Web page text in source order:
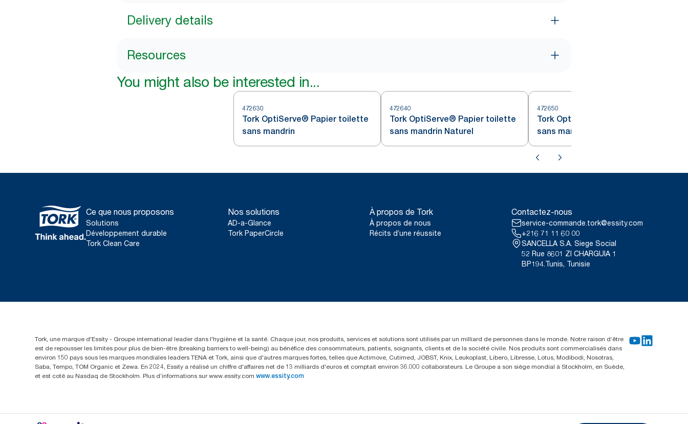
Delivery details
Resources
You might also be interested in...
472630
Tork OptiServe® Papier toilette
sans mandrin
472640
Tork OptiServe® Papier toilette
sans mandrin Naturel
472650
Tork OptiServe® Papier toilette
sans mandrin Extra Doux
Ce que nous proposons
Solutions
Développement durable
Tork Clean Care
Nos solutions
AD-a-Glance
Tork PaperCircle
À propos de Tork
À propos de nous
Récits d’une réussite
Contactez-nous
service-commande.tork@essity.com
+216 71 11 60 00
SANCELLA S.A. Siege Social
52 Rue 8601 ZI CHARGUIA 1
BP194.Tunis, Tunisie
Tork, une marque d'Essity - Groupe international leader dans l'hygiène et la santé. Chaque jour, nos produits, services et solutions sont utilisés par un milliard de personnes dans le monde. Notre raison d’être
est de repousser les limites pour plus de bien-être (breaking barriers to well-being) au bénéfice des consommateurs, patients, soignants, clients et de la société civile. Nos produits sont commercialisés dans
environ 150 pays sous les marques mondiales leaders TENA et Tork, ainsi que d'autres marques fortes, telles que Actimove, Cutimed, JOBST, Knix, Leukoplast, Libero, Libresse, Lotus, Modibodi, Nosotras,
Saba, Tempo, TOM Organic et Zewa. En 2024, Essity a réalisé un chiffre d'affaires net de 13 milliards d'euros et comptait environ 36.000 collaborateurs. Le Groupe a son siège mondial à Stockholm, en Suède,
et est coté au Nasdaq de Stockholm. Plus d’informations sur www.essity.com www.essity.com